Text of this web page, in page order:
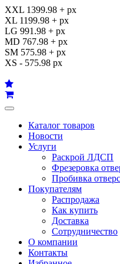
XXL 1399.98 + px
XL 1199.98 + px
LG 991.98 + px
MD 767.98 + px
SM 575.98 + px
XS - 575.98 px
Каталог товаров
Новости
Услуги
Раскрой ЛДСП
Фрезеровка
Пробивка
Покупателям
Распродажа
Как купить
Доставка
Сотрудничество
О компании
Контакты